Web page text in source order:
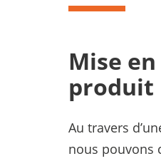
Mise
produit
Au travers
nous pouvons